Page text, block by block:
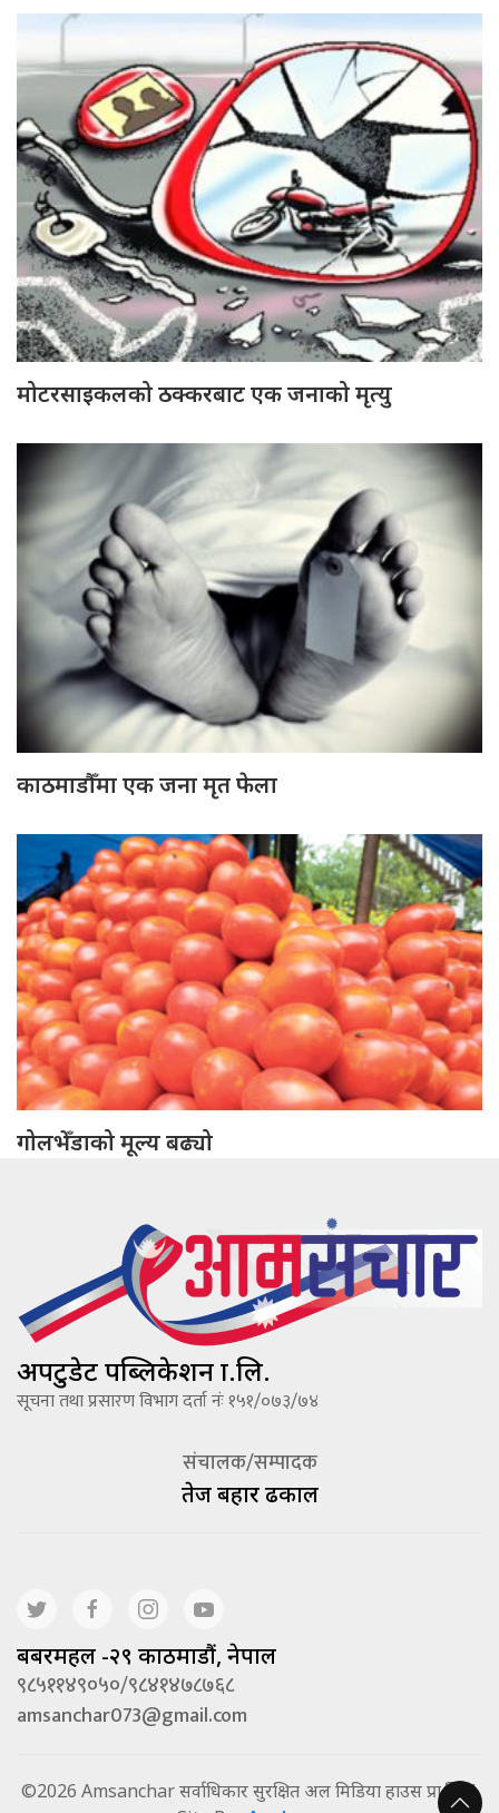
मोटरसाइकलको ठक्करबाट एक जनाको मृत्यु
काठमाडौँमा एक जना मृत फेला
गोलभेँडाको मूल्य बढ्यो
अपटुडेट पब्लिकेशन प्रा.लि.
सूचना तथा प्रसारण विभाग दर्ता नंः १५१/०७३/७४
संचालक/सम्पादक
तेज बहादूर ढकाल
बबरमहल -२९ काठमाडौं, नेपाल
९८५११४९०५०/९८४१४७८७६८
amsanchar073@gmail.com
©2026 Amsanchar सर्वाधिकार सुरक्षित अल मिडिया हाउस प्रा.लि. |